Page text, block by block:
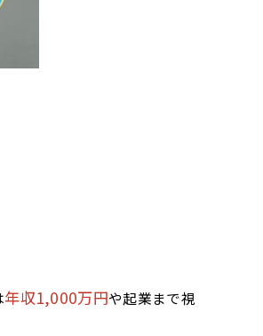
年収1,000万円や起業まで視